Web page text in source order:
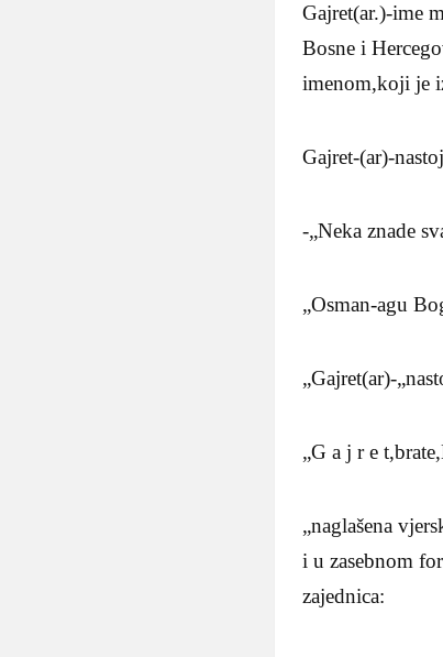
Gajret(ar.)-ime
Bosne i
imenom,koji je
Gajret-(ar)-
-„Neka znade
„Osman-agu
„Gajret(ar)-
„G a j r e
„naglašena
i u zasebnom
zajednica: